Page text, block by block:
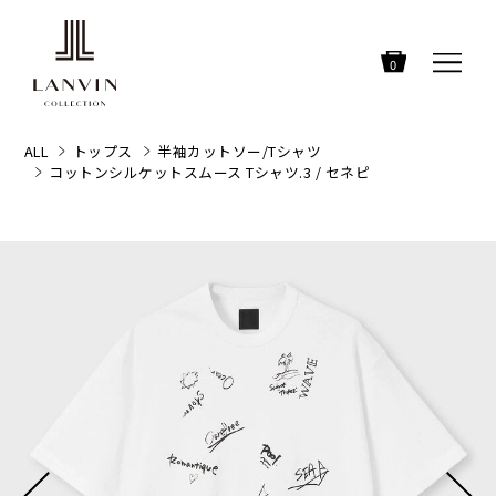
0
ALL トップス
半袖カットソー/Tシャツ
コットンシルケットスムース Tシャツ.3 / セネピ